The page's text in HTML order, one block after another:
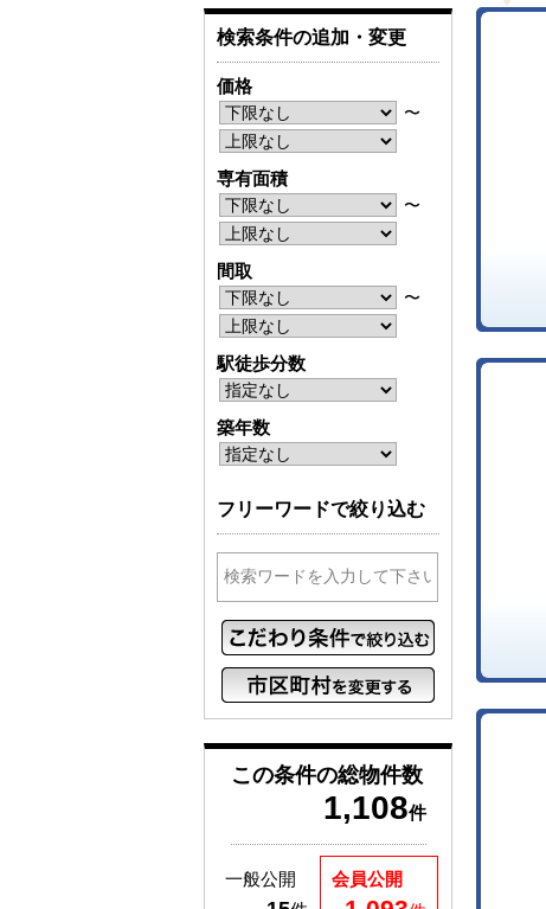
検索条件の追加・変更
価格
〜
専有面積
〜
間取
〜
駅徒歩分数
築年数
フリーワードで絞り込む
この条件の総物件数
1,108件
会員公開
一般公開